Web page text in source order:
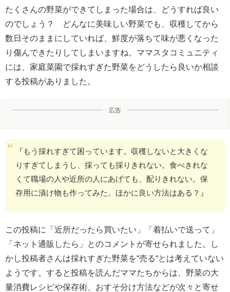
たくさんの野菜ができてしまった場合は、どうすれば良い
のでしょう？ どんなに美味しい野菜でも、収穫してから
数日そのままにしていれば、鮮度が落ちて味が悪くなった
り傷んできたりしてしまいますね。ママスタコミュニティ
には、家庭菜園で採れすぎた野菜をどうしたら良いか相談
する投稿がありました。
広告
『もう採れすぎて困っています。収穫しないと大きくな
りすぎてしまうし、採っても採りきれない。食べきれな
くて職場の人や近所の人にあげても、配りきれない。保
存用に漬け物も作ってみた。ほかに良い方法はある？』
この投稿に「近所だったら買いたい」「着払いで送って」
「ネット通販したら」とのコメントが寄せられました。し
かし投稿者さんは採れすぎた野菜を“売る“とは考えていない
ようです。すると投稿を読んだママたちからは、野菜の大
量消費レシピや保存術、おすそ分け方法などが次々と寄せ